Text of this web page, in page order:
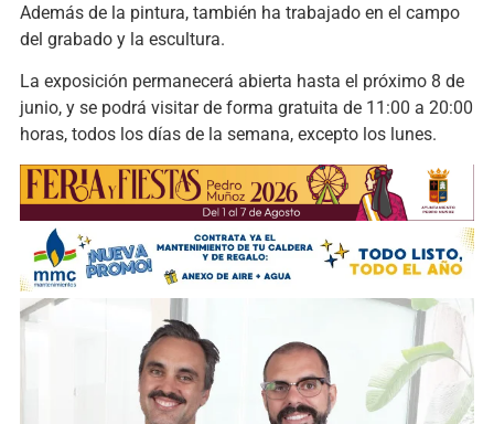
Además de la pintura, también ha trabajado en el campo
del grabado y la escultura.
La exposición permanecerá abierta hasta el próximo 8 de
junio, y se podrá visitar de forma gratuita de 11:00 a 20:00
horas, todos los días de la semana, excepto los lunes.